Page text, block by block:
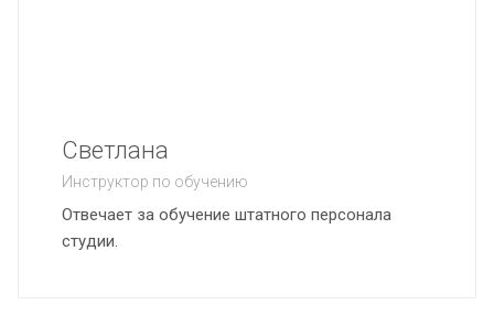
Светлана
Инструктор по обучению
Отвечает за обучение штатного персонала
студии.